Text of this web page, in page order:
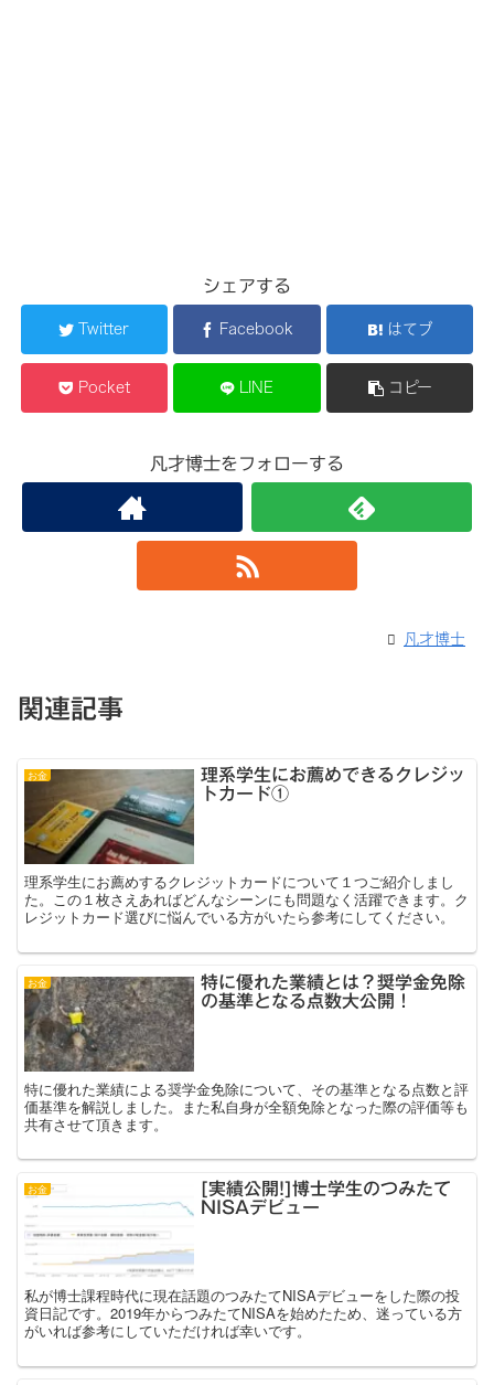
シェアする
Twitter Facebook はてブ
Pocket LINE コピー
凡才博士をフォローする
凡才博士
関連記事
お金
理系学生にお薦めできるクレジッ
トカード①
理系学生にお薦めするクレジットカードについて１つご紹介しまし
た。この１枚さえあればどんなシーンにも問題なく活躍できます。ク
レジットカード選びに悩んでいる方がいたら参考にしてください。
お金
特に優れた業績とは？奨学金免除
の基準となる点数大公開！
特に優れた業績による奨学金免除について、その基準となる点数と評
価基準を解説しました。また私自身が全額免除となった際の評価等も
共有させて頂きます。
お金
[実績公開!]博士学生のつみたて
NISAデビュー
私が博士課程時代に現在話題のつみたてNISAデビューをした際の投
資日記です。2019年からつみたてNISAを始めたため、迷っている方
がいれば参考にしていただければ幸いです。